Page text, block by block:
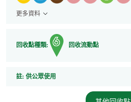
更多資料
回收點種類: 回收流動點
註: 註
供公眾使用